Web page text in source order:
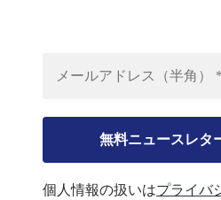
個人情報の扱いはプライバ